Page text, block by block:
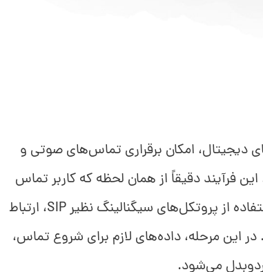
دیجیتال، امکان برقراری تماس‌های صوتی و
فرآیند دقیقاً از همان لحظه که کاربر تماس
می‌گیرد، شروع می‌شود. نخست سرور با استفاده از پروتکل‌های سیگنالینگ نظیر SIP، ارتباط
این مرحله، داده‌های لازم برای شروع تماس،
ردوبدل می‌شود.